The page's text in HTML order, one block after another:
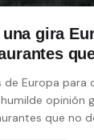
gira
de Europa para
opinión
que no